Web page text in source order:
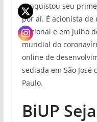
conquistou seu
por aí. É acionista
nacional e em julho
mundial do
online de
sediada em São José
Paulo.
BiUP